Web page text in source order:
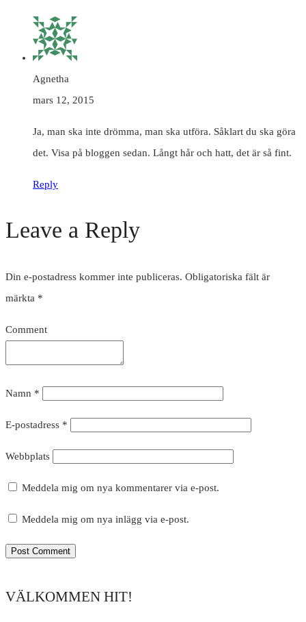
Agnetha
mars 12, 2015
Ja, man ska inte drömma, man ska utföra. Såklart du ska göra
det. Visa på bloggen sedan. Långt hår och hatt, det är så fint.
Reply
Leave a Reply
Din e-postadress kommer inte publiceras. Obligatoriska fält är
märkta *
Comment
Namn *
E-postadress *
Webbplats
Meddela mig om nya kommentarer via e-post.
Meddela mig om nya inlägg via e-post.
VÄLKOMMEN HIT!